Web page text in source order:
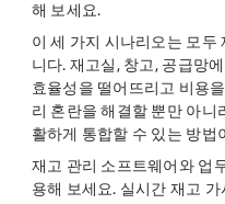
해 보세요.
이 세 가지 시나리오는 모두
니다. 재고실, 창고, 공급망
효율성을 떨어뜨리고 비용
리 혼란을 해결할 뿐만 아니
활하게 통합할 수 있는 방법
재고 관리 소프트웨어와 업
용해 보세요. 실시간 재고